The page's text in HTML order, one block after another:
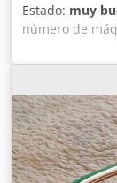
Estado: muy
número de
GRAN
(rollo a rollo) 6C
BANDERAS
gran formato
6 colores
(3200 mm) •
Spectra de
cara) • Máx.